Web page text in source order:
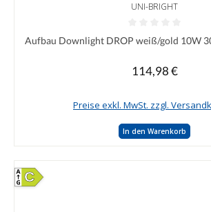
UNI-BRIGHT
Durchschnittliche Bewertung von 0 von 5
Aufbau Downlight DROP weiß/gold 10W
Regulärer Preis:
114,98 €
Preise exkl. MwSt. zzgl.
In den Warenkorb
C